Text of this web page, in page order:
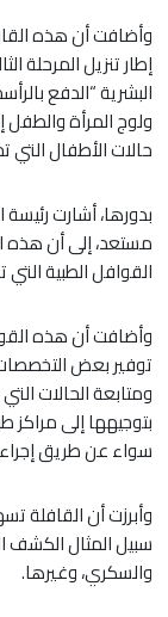
وأضافت أن هذه
إطار تنزيل المرحلة
البشرية “الدفع
ولوج المرأة
حالات الأطفال التي
بدورها، أشارت
مستعد، إلى أن هذه
القوافل الطبية
وأضافت أن هذه
توفير بعض
ومتابعة الحالات
بتوجيهها إلى
سواء عن طريق
وأبرزت أن القافلة
سبيل المثال الكشف
والسكري، وغيرها.